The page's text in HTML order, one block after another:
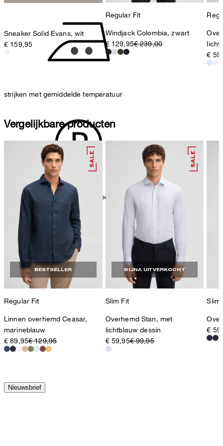
strijken met gemiddelde temperatuur
chemisch reinigen met Perchloorethyleen, fijn
Sneaker Solid Evans, wit
€ 159,95
Regular Fit
Windjack Colombia, zwart
€ 129,95€ 239,00
€
Vergelijkbare producten
BESTSELLER
Regular Fit
Linnen overhemd Ceasar,
marineblauw
€ 89,95€ 129,95
BIJNA UITVERKOCHT
Slim Fit
Overhemd Stan, met
lichtblauw dessin
€ 59,95€ 99,95
Slim
€
Nieuwsbrief